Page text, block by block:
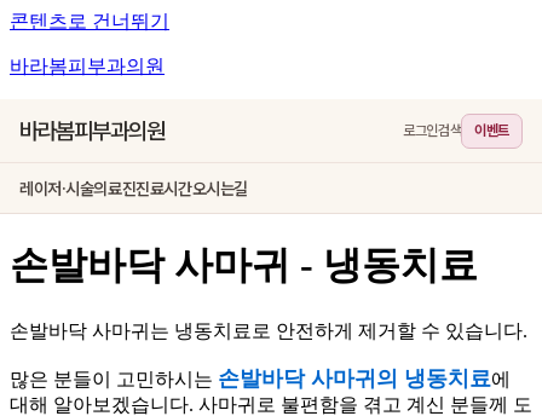
콘텐츠로 건너뛰기
바라봄피부과의원
바라봄피부과의원 로그인검색 이벤트
레이저·시술의료진진료시간오시는길
손발바닥 사마귀 - 냉동치료
손발바닥 사마귀는 냉동치료로 안전하게 제거할 수 있습니다.
많은 분들이 고민하시는 손발바닥 사마귀의 냉동치료에
대해 알아보겠습니다. 사마귀로 불편함을 겪고 계신 분들께 도